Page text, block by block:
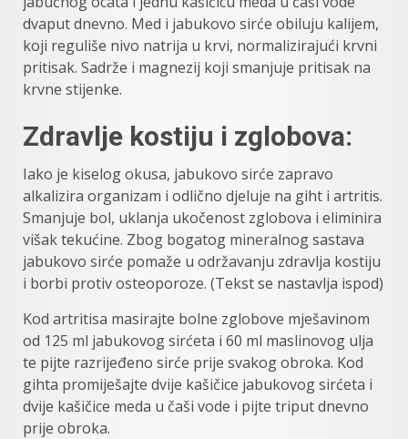
dvaput dnevno. Med i jabukovo sirće obiluju kalijem,
koji reguliše nivo natrija u krvi, normalizirajući krvni
pritisak. Sadrže i magnezij koji smanjuje pritisak na
krvne stijenke.
Zdravlje kostiju i zglobova:
Iako je kiselog okusa, jabukovo sirće zapravo
alkalizira organizam i odlično djeluje na giht i artritis.
Smanjuje bol, uklanja ukočenost zglobova i eliminira
višak tekućine. Zbog bogatog mineralnog sastava
jabukovo sirće pomaže u održavanju zdravlja kostiju
i borbi protiv osteoporoze. (Tekst se nastavlja ispod)
Kod artritisa masirajte bolne zglobove mješavinom
od 125 ml jabukovog sirćeta i 60 ml maslinovog ulja
te pijte razrijeđeno sirće prije svakog obroka. Kod
gihta promiješajte dvije kašičice jabukovog sirćeta i
dvije kašičice meda u čaši vode i pijte triput dnevno
prije obroka.